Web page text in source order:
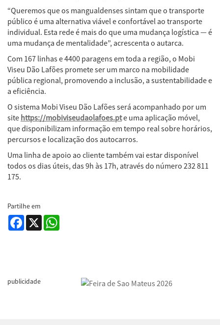
“Queremos que os mangualdenses sintam que o transporte
público é uma alternativa viável e confortável ao transporte
individual. Esta rede é mais do que uma mudança logística — é
uma mudança de mentalidade”, acrescenta o autarca.
Com 167 linhas e 4400 paragens em toda a região, o Mobi
Viseu Dão Lafões promete ser um marco na mobilidade
pública regional, promovendo a inclusão, a sustentabilidade e
a eficiência.
O sistema Mobi Viseu Dão Lafões será acompanhado por um
site https://mobiviseudaolafoes.pte uma aplicação móvel,
que disponibilizam informação em tempo real sobre horários,
percursos e localização dos autocarros.
Uma linha de apoio ao cliente também vai estar disponível
todos os dias úteis, das 9h às 17h, através do número 232 811
175.
Partilhe em
Facebook
X
publicidade